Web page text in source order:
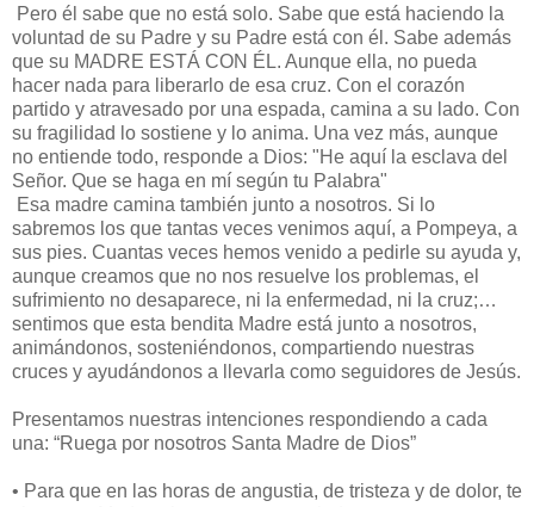
Pero él sabe que no está solo. Sabe que está haciendo la
voluntad de su Padre y su Padre está con él. Sabe además
que su MADRE ESTÁ CON ÉL. Aunque ella, no pueda
hacer nada para liberarlo de esa cruz. Con el corazón
partido y atravesado por una espada, camina a su lado. Con
su fragilidad lo sostiene y lo anima. Una vez más, aunque
no entiende todo, responde a Dios: "He aquí la esclava del
Señor. Que se haga en mí según tu Palabra"
Esa madre camina también junto a nosotros. Si lo
sabremos los que tantas veces venimos aquí, a Pompeya, a
sus pies. Cuantas veces hemos venido a pedirle su ayuda y,
aunque creamos que no nos resuelve los problemas, el
sufrimiento no desaparece, ni la enfermedad, ni la cruz;…
sentimos que esta bendita Madre está junto a nosotros,
animándonos, sosteniéndonos, compartiendo nuestras
cruces y ayudándonos a llevarla como seguidores de Jesús.
Presentamos nuestras intenciones respondiendo a cada
una: “Ruega por nosotros Santa Madre de Dios”
• Para que en las horas de angustia, de tristeza y de dolor, te